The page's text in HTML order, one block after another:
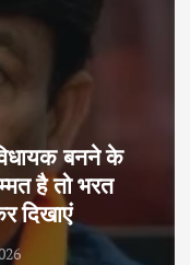
बनने के
है तो भरत
दिखाएं